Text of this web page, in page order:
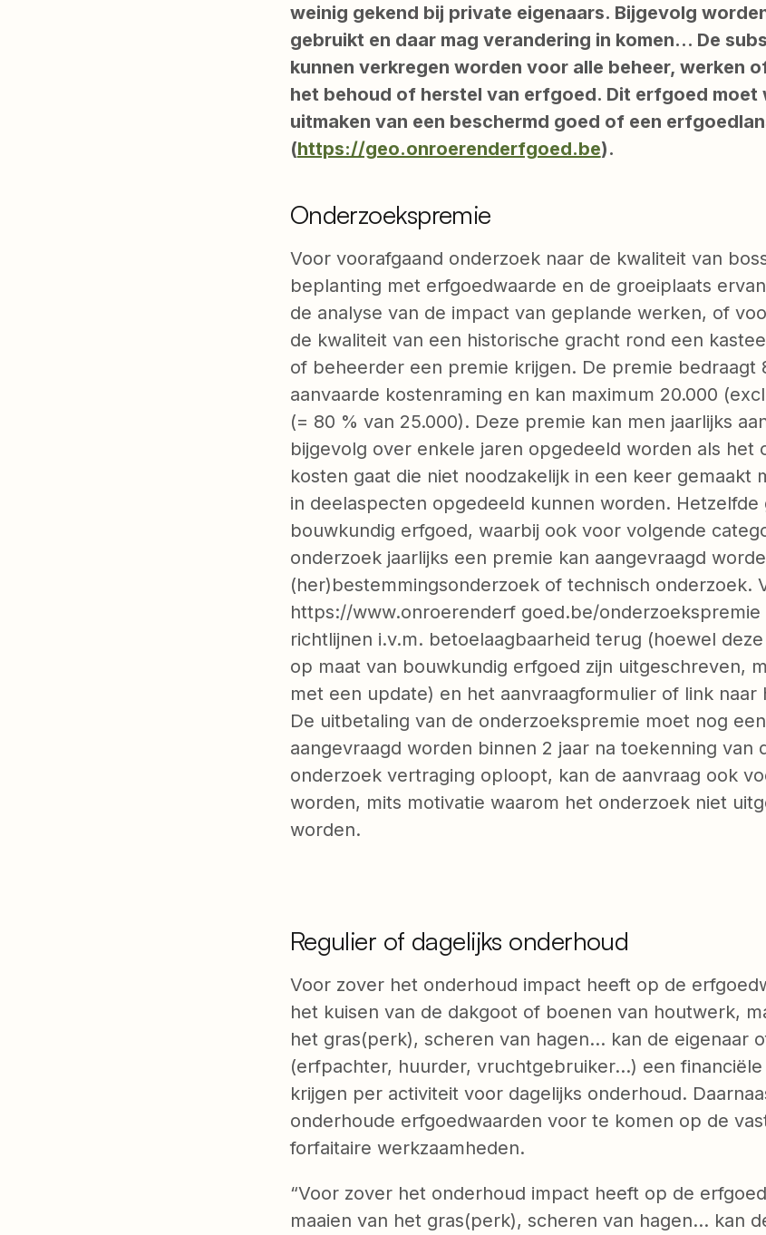
weinig gekend bij private eigenaars. Bijgevolg
gebruikt en daar mag verandering in komen… De
kunnen verkregen worden voor alle beheer, werken
het behoud of herstel van erfgoed. Dit erfgoed moet
uitmaken van een beschermd goed of een
(https://geo.onroerenderfgoed.be).
Onderzoekspremie
Voor voorafgaand onderzoek naar de kwaliteit van
beplanting met erfgoedwaarde en de groeiplaats
de analyse van de impact van geplande werken, of
de kwaliteit van een historische gracht rond een
of beheerder een premie krijgen. De premie bedraagt
aanvaarde kostenraming en kan maximum 20.000
(= 80 % van 25.000). Deze premie kan men jaarlijks
bijgevolg over enkele jaren opgedeeld worden als het
kosten gaat die niet noodzakelijk in een keer gemaakt
in deelaspecten opgedeeld kunnen worden.
bouwkundig erfgoed, waarbij ook voor volgende
onderzoek jaarlijks een premie kan aangevraagd
(her)bestemmingsonderzoek of technisch onderzoek.
https://www.onroerenderf goed.be/onderzoekspremie
richtlijnen i.v.m. betoelaagbaarheid terug (hoewel
op maat van bouwkundig erfgoed zijn uitgeschreven,
met een update) en het aanvraagformulier of link
De uitbetaling van de onderzoekspremie moet nog
aangevraagd worden binnen 2 jaar na toekenning van
onderzoek vertraging oploopt, kan de aanvraag ook
worden, mits motivatie waarom het onderzoek niet
worden.
Regulier of dagelijks onderhoud
Voor zover het onderhoud impact heeft op de
het kuisen van de dakgoot of boenen van houtwerk,
het gras(perk), scheren van hagen… kan de eigenaar
(erfpachter, huurder, vruchtgebruiker…) een
krijgen per activiteit voor dagelijks onderhoud.
onderhoude erfgoedwaarden voor te komen op de
forfaitaire werkzaamheden.
“Voor zover het onderhoud impact heeft op de
maaien van het gras(perk), scheren van hagen… kan